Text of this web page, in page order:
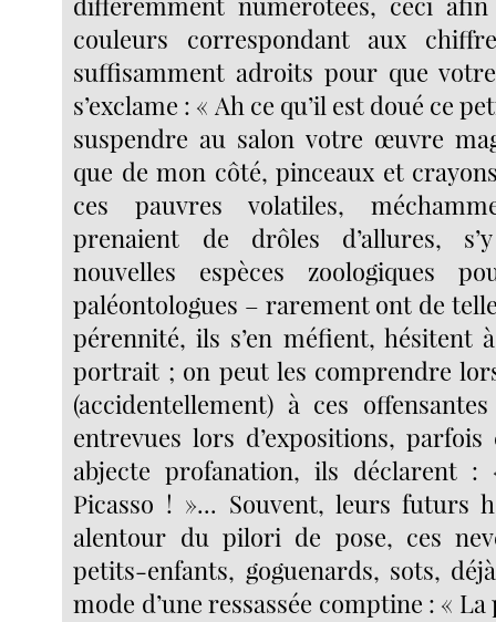
couleurs correspondant aux
suffisamment adroits pour que
s’exclame : « Ah ce qu’il est doué ce
suspendre au salon votre œuvre
que de mon côté, pinceaux et
ces pauvres volatiles,
prenaient de drôles d’allures,
nouvelles espèces zoologiques
paléontologues – rarement ont de
pérennité, ils s’en méfient, hésitent
portrait ; on peut les comprendre
(accidentellement) à ces
entrevues lors d’expositions,
abjecte profanation, ils déclarent :
Picasso ! »... Souvent, leurs futurs
alentour du pilori de pose, ces
petits-enfants, goguenards, sots,
mode d’une ressassée comptine : «